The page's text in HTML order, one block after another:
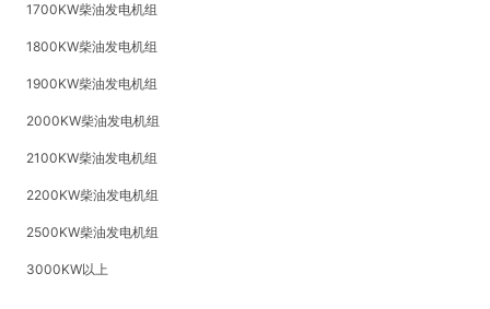
1700KW柴油发电机组
1800KW柴油发电机组
1900KW柴油发电机组
2000KW柴油发电机组
2100KW柴油发电机组
2200KW柴油发电机组
2500KW柴油发电机组
3000KW以上